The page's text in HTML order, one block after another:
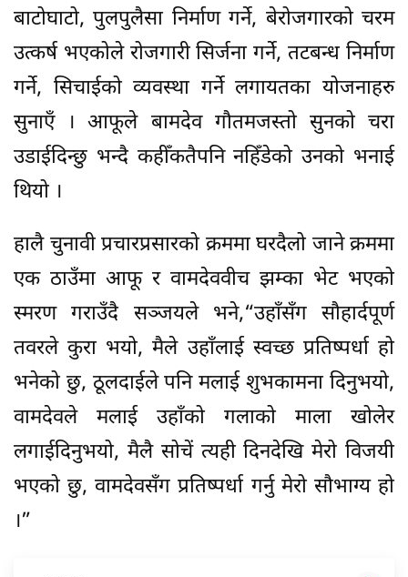
बाटोघाटो, पुलपुलैसा निर्माण गर्ने, बेरोजगारको चरम
उत्कर्ष भएकोले रोजगारी सिर्जना गर्ने, तटबन्ध निर्माण
गर्ने, सिचाईको व्यवस्था गर्ने लगायतका योजनाहरु
सुनाएँ । आफूले बामदेव गौतमजस्तो सुनको चरा
उडाईदिन्छु भन्दै कहीँकतैपनि नहिँडेको उनको भनाई
थियो ।
हालै चुनावी प्रचारप्रसारको क्रममा घरदैलो जाने क्रममा
एक ठाउँमा आफू र वामदेववीच झम्का भेट भएको
स्मरण गराउँदै सञ्जयले भने,“उहाँसँग सौहार्दपूर्ण
तवरले कुरा भयो, मैले उहाँलाई स्वच्छ प्रतिष्पर्धा हो
भनेको छु, ठूलदाईले पनि मलाई शुभकामना दिनुभयो,
वामदेवले मलाई उहाँको गलाको माला खोलेर
लगाईदिनुभयो, मैलै सोचें त्यही दिनदेखि मेरो विजयी
भएको छु, वामदेवसँग प्रतिष्पर्धा गर्नु मेरो सौभाग्य हो
।”